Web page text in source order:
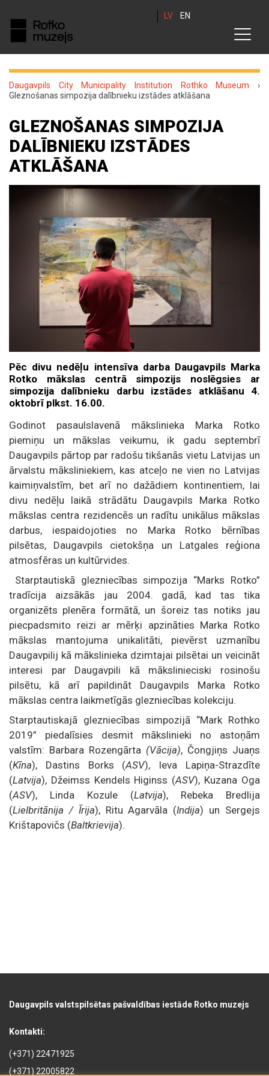
LV EN
Daugavpils City Municipality Institution Rothko Museum ›
Gleznošanas simpozija dalībnieku izstādes atklāšana
GLEZNOŠANAS SIMPOZIJA
DALĪBNIEKU IZSTĀDES
ATKLĀŠANA
Pēc divu nedēļu intensīva darba Daugavpils Marka
Rotko mākslas centrā simpozijs noslēgsies ar
simpozija dalībnieku darbu izstādes atklāšanu 4.
oktobrī plkst. 16.00.
Godinot pasaulslavenā mākslinieka Marka Rotko
piemiņu un mākslas veikumu, ik gadu septembrī
Daugavpils pārtop par radošu tikšanās vietu Latvijas un
ārvalstu māksliniekiem, kas atceļo ne vien no Latvijas
kaimiņvalstīm, bet arī no dažādiem kontinentiem, lai
divu nedēļu laikā strādātu Daugavpils Marka Rotko
mākslas centra rezidencēs un radītu unikālus mākslas
darbus, iespaidojoties no Marka Rotko bērnības
pilsētas, Daugavpils cietokšņa un Latgales reģiona
atmosfēras un kultūrvides.
Starptautiskā glezniecības simpozija “Marks Rotko”
tradīcija aizsākās jau 2004. gadā, kad tas tika
organizēts plenēra formātā, un šoreiz tas notiks jau
piecpadsmito reizi ar mērķi apzināties Marka Rotko
mākslas mantojuma unikalitāti, pievērst uzmanību
Daugavpilij kā mākslinieka dzimtajai pilsētai un veicināt
interesi par Daugavpili kā mākslinieciski rosinošu
pilsētu, kā arī papildināt Daugavpils Marka Rotko
mākslas centra laikmetīgās glezniecības kolekciju.
Starptautiskajā glezniecības simpozijā “Mark Rothko
2019” piedalīsies desmit mākslinieki no astoņām
valstīm: Barbara Rozengārta (Vācija), Čongjiņs Juaņs
(Kīna), Dastins Borks (ASV), Ieva Lapiņa-Strazdīte
(Latvija), Džeimss Kendels Higinss (ASV), Kuzana Oga
(ASV), Linda Kozule (Latvija), Rebeka Bredlija
(Lielbritānija / Īrija), Ritu Agarvāla (Indija) un Sergejs
Krištapovičs (Baltkrievija).
Daugavpils valstspilsētas pašvaldības iestāde Rotko muzejs
Kontakti:
(+371) 22471925
(+371) 22005822